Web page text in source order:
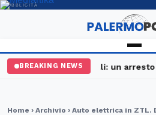
PUBBLICITÀ
BREAKING NEWS
maxi controlli: un arresto e
Home › Archivio › Auto elettrica in ZTL.